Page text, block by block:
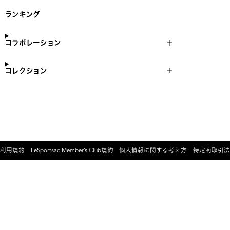
ランキング
コラボレーション
コレクション
利用規約 LeSportsac Member’s Club規約 個人情報に関する考え方 特定商取引